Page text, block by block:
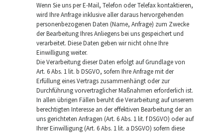
Wenn Sie uns per E-Mail, Telefon oder Telefax kontaktieren,
wird Ihre Anfrage inklusive aller daraus hervorgehenden
personenbezogenen Daten (Name, Anfrage) zum Zwecke
der Bearbeitung Ihres Anliegens bei uns gespeichert und
verarbeitet. Diese Daten geben wir nicht ohne Ihre
Einwilligung weiter.
Die Verarbeitung dieser Daten erfolgt auf Grundlage von
Art. 6 Abs. 1 lit. b DSGVO, sofern Ihre Anfrage mit der
Erfüllung eines Vertrags zusammenhängt oder zur
Durchführung vorvertraglicher Maßnahmen erforderlich ist.
In allen übrigen Fällen beruht die Verarbeitung auf unserem
berechtigten Interesse an der effektiven Bearbeitung der an
uns gerichteten Anfragen (Art. 6 Abs. 1 lit. f DSGVO) oder auf
Ihrer Einwilligung (Art. 6 Abs. 1 lit. a DSGVO) sofern diese